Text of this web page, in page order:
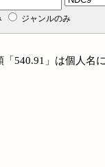
ジャンルのみ
「540.91」は個人名